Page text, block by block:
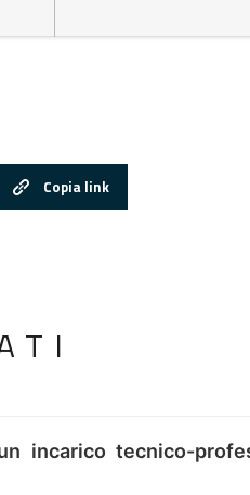
Copia link
incarico tecnico-